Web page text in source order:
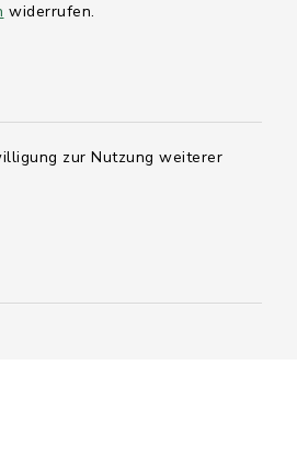
widerrufen.
zur Nutzung weiterer